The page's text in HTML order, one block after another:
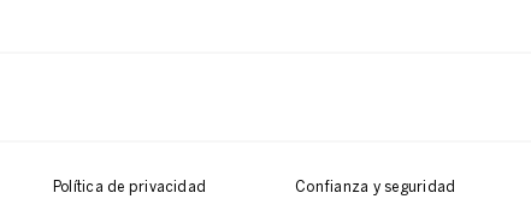
Política de privacidad Confianza y seguridad